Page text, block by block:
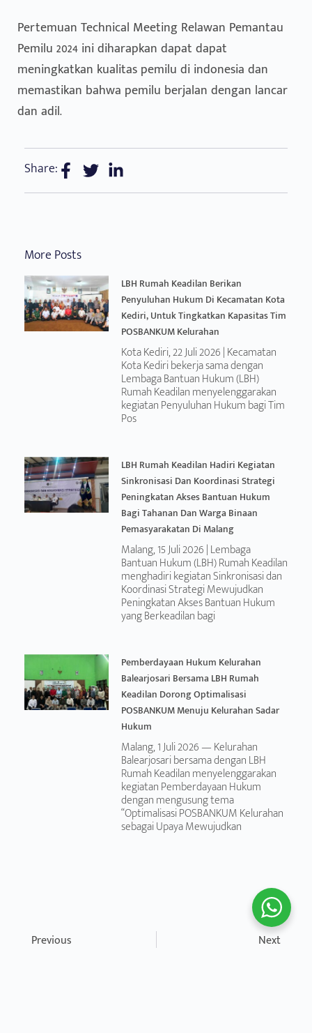
Pertemuan Technical Meeting Relawan Pemantau
Pemilu 2024 ini diharapkan dapat dapat
meningkatkan kualitas pemilu di indonesia dan
memastikan bahwa pemilu berjalan dengan lancar
dan adil.
Share:
More Posts
LBH Rumah Keadilan Berikan
Penyuluhan Hukum Di Kecamatan Kota
Kediri, Untuk Tingkatkan Kapasitas Tim
POSBANKUM Kelurahan
Kota Kediri, 22 Juli 2026 | Kecamatan
Kota Kediri bekerja sama dengan
Lembaga Bantuan Hukum (LBH)
Rumah Keadilan menyelenggarakan
kegiatan Penyuluhan Hukum bagi Tim
Pos
LBH Rumah Keadilan Hadiri Kegiatan
Sinkronisasi Dan Koordinasi Strategi
Peningkatan Akses Bantuan Hukum
Bagi Tahanan Dan Warga Binaan
Pemasyarakatan Di Malang
Malang, 15 Juli 2026 | Lembaga
Bantuan Hukum (LBH) Rumah Keadilan
menghadiri kegiatan Sinkronisasi dan
Koordinasi Strategi Mewujudkan
Peningkatan Akses Bantuan Hukum
yang Berkeadilan bagi
Pemberdayaan Hukum Kelurahan
Balearjosari Bersama LBH Rumah
Keadilan Dorong Optimalisasi
POSBANKUM Menuju Kelurahan Sadar
Hukum
Malang, 1 Juli 2026 — Kelurahan
Balearjosari bersama dengan LBH
Rumah Keadilan menyelenggarakan
kegiatan Pemberdayaan Hukum
dengan mengusung tema
“Optimalisasi POSBANKUM Kelurahan
sebagai Upaya Mewujudkan
Previous Next